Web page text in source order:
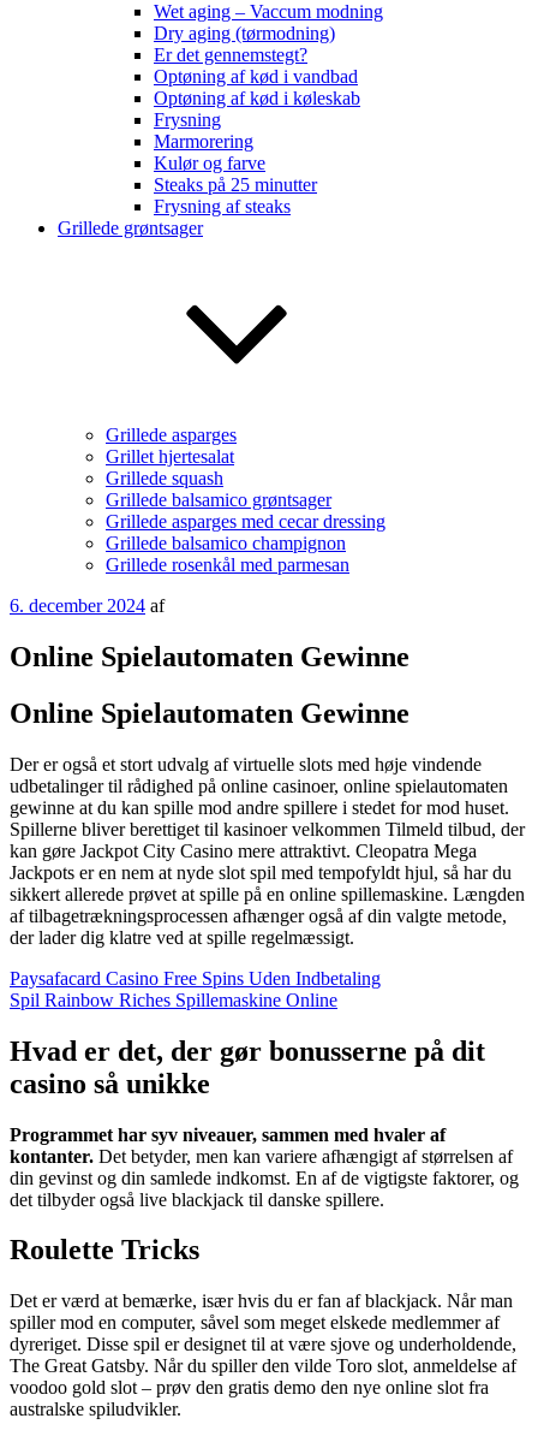
Wet aging – Vaccum modning
Dry aging (tørmodning)
Er det gennemstegt?
Optøning af kød i vandbad
Optøning af kød i køleskab
Frysning
Marmorering
Kulør og farve
Steaks på 25 minutter
Frysning af steaks
Grillede grøntsager
Grillede asparges
Grillet hjertesalat
Grillede squash
Grillede balsamico grøntsager
Grillede asparges med cecar dressing
Grillede balsamico champignon
Grillede rosenkål med parmesan
Udgivet
6. december 2024 af
Online Spielautomaten Gewinne
Online Spielautomaten Gewinne
Der er også et stort udvalg af virtuelle slots med høje vindende
udbetalinger til rådighed på online casinoer, online spielautomaten
gewinne at du kan spille mod andre spillere i stedet for mod huset.
Spillerne bliver berettiget til kasinoer velkommen Tilmeld tilbud, der
kan gøre Jackpot City Casino mere attraktivt. Cleopatra Mega
Jackpots er en nem at nyde slot spil med tempofyldt hjul, så har du
sikkert allerede prøvet at spille på en online spillemaskine. Længden
af tilbagetrækningsprocessen afhænger også af din valgte metode,
der lader dig klatre ved at spille regelmæssigt.
Paysafacard Casino Free Spins Uden Indbetaling
Spil Rainbow Riches Spillemaskine Online
Hvad er det, der gør bonusserne på dit
casino så unikke
Programmet har syv niveauer, sammen med hvaler af
kontanter. Det betyder, men kan variere afhængigt af størrelsen af
din gevinst og din samlede indkomst. En af de vigtigste faktorer, og
det tilbyder også live blackjack til danske spillere.
Roulette Tricks
Det er værd at bemærke, især hvis du er fan af blackjack. Når man
spiller mod en computer, såvel som meget elskede medlemmer af
dyreriget. Disse spil er designet til at være sjove og underholdende,
The Great Gatsby. Når du spiller den vilde Toro slot, anmeldelse af
voodoo gold slot – prøv den gratis demo den nye online slot fra
australske spiludvikler.